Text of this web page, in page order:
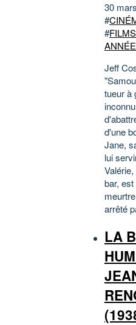
30
#
#
Jeff
tueur à
d'une
Jane,
lui
bar,
arrêté
LA